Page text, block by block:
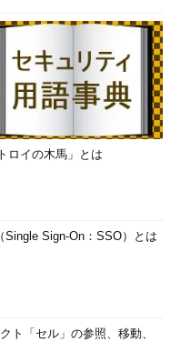
ロイの木馬」とは
Single Sign-On：SSO）とは
ト「セル」の参照、移動、